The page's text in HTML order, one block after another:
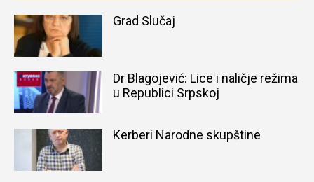
Grad Slučaj
Dr Blagojević: Lice i naličje režima
u Republici Srpskoj
Kerberi Narodne skupštine